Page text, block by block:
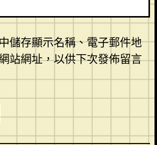
儲存顯示名稱、電子郵件地
站網址，以供下次發佈留言